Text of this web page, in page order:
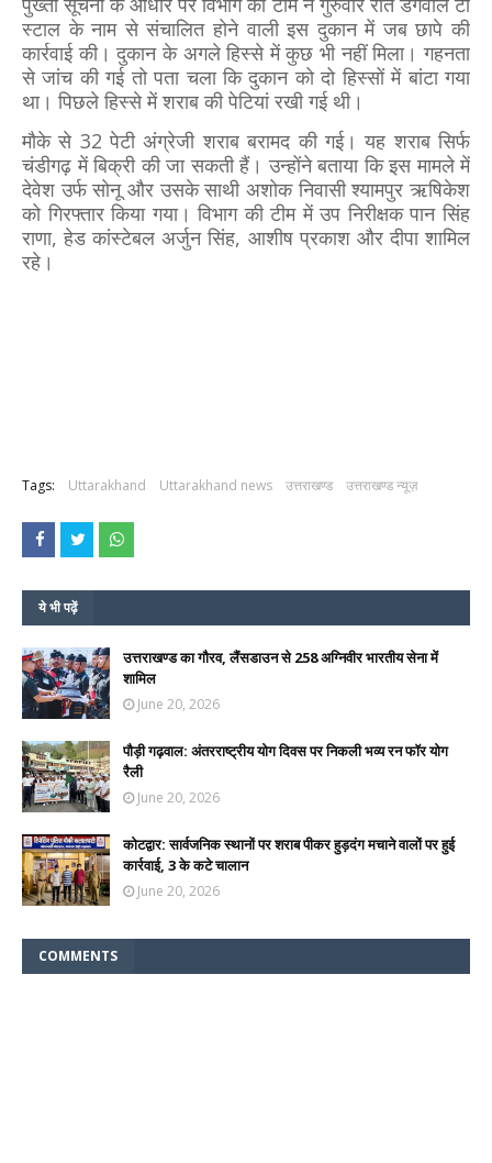
स्टाल के नाम से संचालित होने वाली इस दुकान में जब छापे की
कार्रवाई की। दुकान के अगले हिस्से में कुछ भी नहीं मिला। गहनता
से जांच की गई तो पता चला कि दुकान को दो हिस्सों में बांटा गया
था। पिछले हिस्से में शराब की पेटियां रखी गई थी।
मौके से 32 पेटी अंग्रेजी शराब बरामद की गई। यह शराब सिर्फ
चंडीगढ़ में बिक्री की जा सकती हैं। उन्होंने बताया कि इस मामले में
देवेश उर्फ सोनू और उसके साथी अशोक निवासी श्यामपुर ऋषिकेश
को गिरफ्तार किया गया। विभाग की टीम में उप निरीक्षक पान सिंह
राणा, हेड कांस्टेबल अर्जुन सिंह, आशीष प्रकाश और दीपा शामिल
रहे।
Tags: Uttarakhand Uttarakhand news उत्तराखण्ड उत्तराखण्ड न्यूज़
ये भी पढ़ें
उत्तराखण्ड का गौरव, लैंसडाउन से 258 अग्निवीर भारतीय सेना में
शामिल
June 20, 2026
पौड़ी गढ़वाल: अंतरराष्ट्रीय योग दिवस पर निकली भव्य रन फॉर योग
रैली
June 20, 2026
कोटद्वार: सार्वजनिक स्थानों पर शराब पीकर हुड़दंग मचाने वालों पर हुई
कार्रवाई, 3 के कटे चालान
June 20, 2026
COMMENTS